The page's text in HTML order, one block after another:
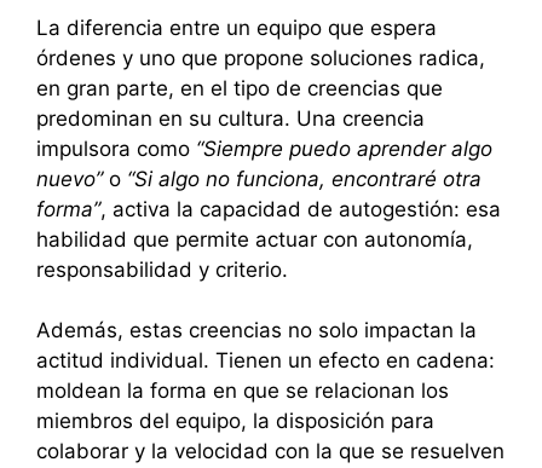
La diferencia entre un equipo que espera
órdenes y uno que propone soluciones radica,
en gran parte, en el tipo de creencias que
predominan en su cultura. Una creencia
impulsora como “Siempre puedo aprender algo
nuevo”o “Si algo no funciona, encontraré otra
forma”, activa la capacidad de autogestión: esa
habilidad que permite actuar con autonomía,
responsabilidad y criterio.
Además, estas creencias no solo impactan la
actitud individual. Tienen un efecto en cadena:
moldean la forma en que se relacionan los
miembros del equipo, la disposición para
colaborar y la velocidad con la que se resuelven